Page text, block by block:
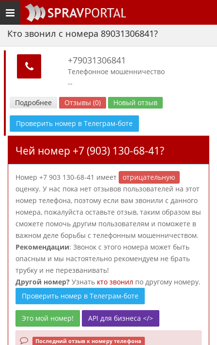
Toggle
navigation
Кто звонил с номера 89031306841?
+79031306841
Телефонное мошенничество
--
Подробнее Отзывы (0) Новый отзыв
Проверить номер в Телеграм-боте
Чей номер +7 (903) 130-68-41?
Номер +7 903 130-68-41 имеет
отрицательную
оценку. У нас пока нет отзывов пользователей на этот
номер телефона, поэтому если вам звонили с данного
номера, пожалуйста оставьте отзыв, таким образом вы
сможете помочь другим пользователям и поможете в
важном деле борьбы с телефонным мошенничеством.
Рекомендации: Звонок с этого номера может быть
опасным и мы настоятельно рекомендуем не брать
трубку и не перезванивать!
Другой номер? Узнать кто звонил по другому номеру.
Проверить номер в Телеграм-боте
Это мой номер! API для бизнеса </>
Последний отзыв к номеру телефона